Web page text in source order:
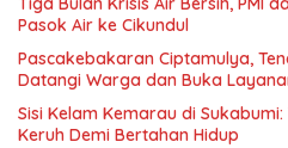
Pasok Air ke Cikundul
Pascakebakaran Ciptamulya,
Datangi Warga dan Buka
Sisi Kelam Kemarau di
Keruh Demi Bertahan Hidup